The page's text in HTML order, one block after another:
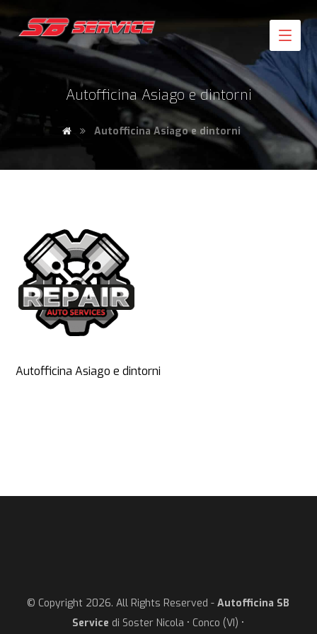
Autofficina Asiago e dintorni
Autofficina Asiago e dintorni
Autofficina Asiago e dintorni
© Copyright 2026. All Rights Reserved -Autofficina SB
Service di Soster Nicola • Conco (VI) •